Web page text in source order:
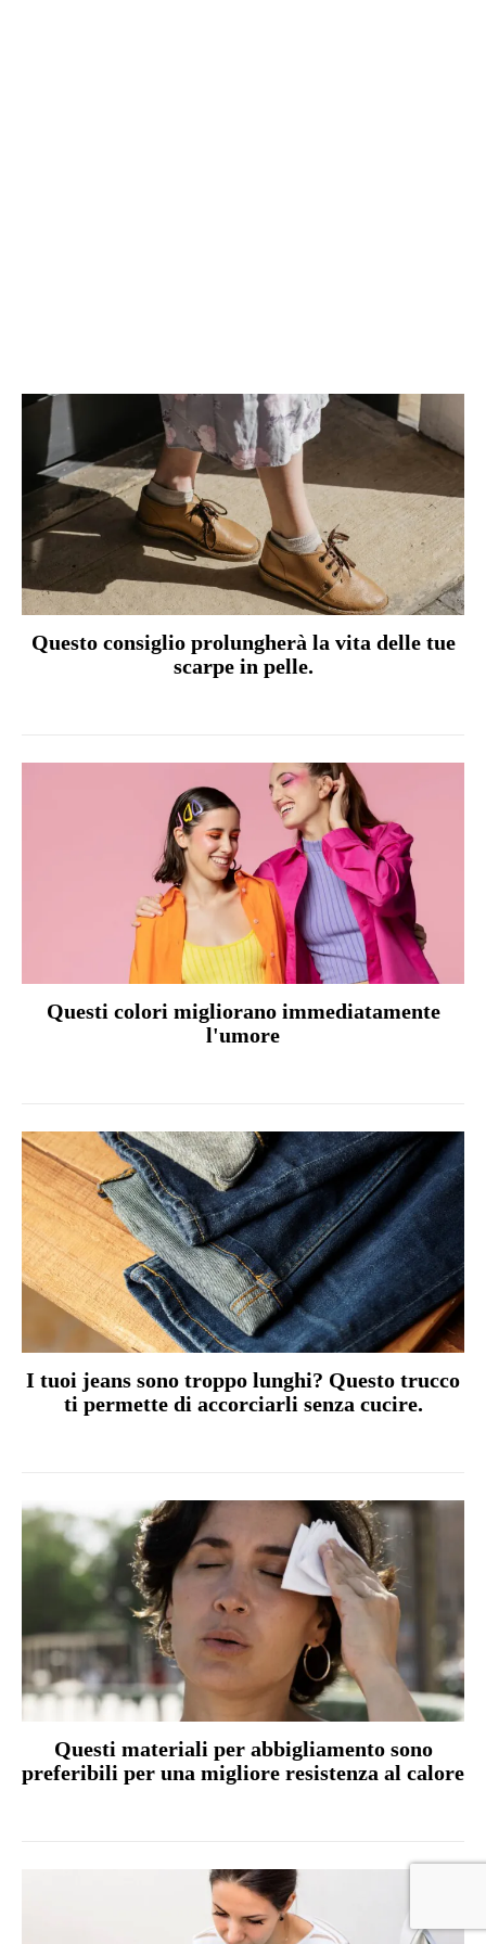
Questo consiglio prolungherà la vita delle tue
scarpe in pelle.
Questi colori migliorano immediatamente
l'umore
I tuoi jeans sono troppo lunghi? Questo trucco
ti permette di accorciarli senza cucire.
Questi materiali per abbigliamento sono
preferibili per una migliore resistenza al calore